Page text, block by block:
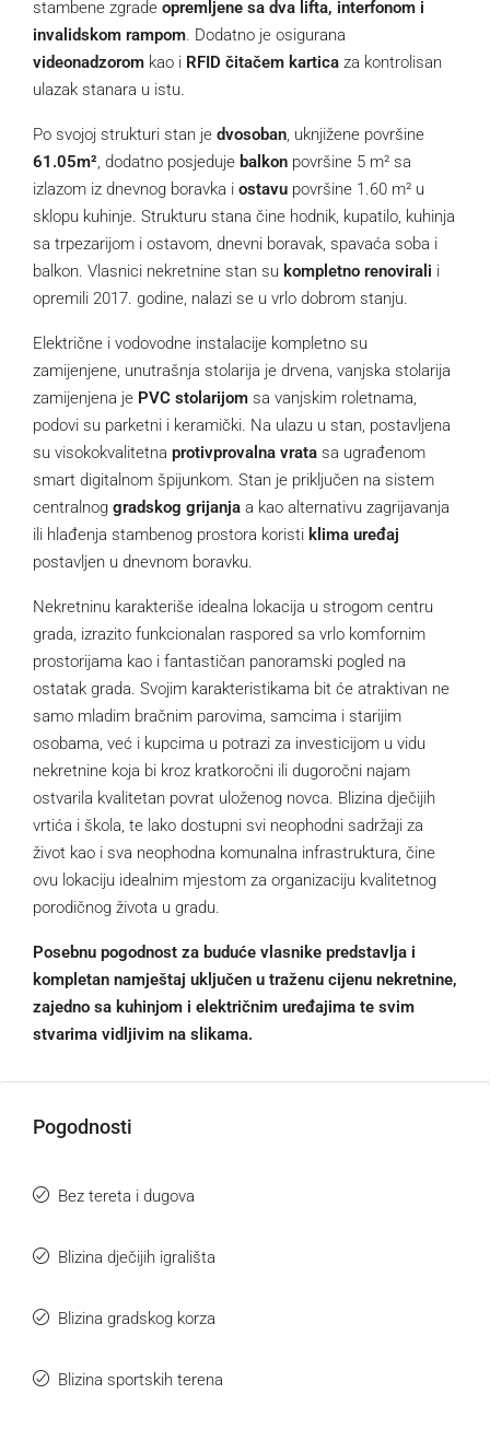
stambene zgrade opremljene sa dva lifta, interfonom i
invalidskom rampom . Dodatno je osigurana
videonadzorom kao i RFID čitačem kartica za kontrolisan
ulazak stanara u istu.
Po svojoj strukturi stan je dvosoban , uknjižene površine
61.05m² , dodatno posjeduje balkon površine 5 m² sa
izlazom iz dnevnog boravka i ostavu površine 1.60 m² u
sklopu kuhinje. Strukturu stana čine hodnik, kupatilo, kuhinja
sa trpezarijom i ostavom, dnevni boravak, spavaća soba i
balkon. Vlasnici nekretnine stan su kompletno renovirali i
opremili 2017. godine, nalazi se u vrlo dobrom stanju.
Električne i vodovodne instalacije kompletno su
zamijenjene, unutrašnja stolarija je drvena, vanjska stolarija
zamijenjena je PVC stolarijom sa vanjskim roletnama,
podovi su parketni i keramički. Na ulazu u stan, postavljena
su visokokvalitetna protivprovalna vrata sa ugrađenom
smart digitalnom špijunkom. Stan je priključen na sistem
centralnog gradskog grijanja a kao alternativu zagrijavanja
ili hlađenja stambenog prostora koristi klima uređaj
postavljen u dnevnom boravku.
Nekretninu karakteriše idealna lokacija u strogom centru
grada, izrazito funkcionalan raspored sa vrlo komfornim
prostorijama kao i fantastičan panoramski pogled na
ostatak grada. Svojim karakteristikama bit će atraktivan ne
samo mladim bračnim parovima, samcima i starijim
osobama, već i kupcima u potrazi za investicijom u vidu
nekretnine koja bi kroz kratkoročni ili dugoročni najam
ostvarila kvalitetan povrat uloženog novca. Blizina dječijih
vrtića i škola, te lako dostupni svi neophodni sadržaji za
život kao i sva neophodna komunalna infrastruktura, čine
ovu lokaciju idealnim mjestom za organizaciju kvalitetnog
porodičnog života u gradu.
Posebnu pogodnost za buduće vlasnike predstavlja i
kompletan namještaj uključen u traženu cijenu nekretnine,
zajedno sa kuhinjom i električnim uređajima te svim
stvarima vidljivim na slikama.
Pogodnosti
Bez tereta i dugova
Blizina dječijih igrališta
Blizina gradskog korza
Blizina sportskih terena